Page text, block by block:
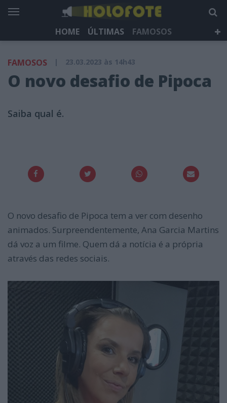
HOME ÚLTIMAS
FAMOSOS
HOLOFOTE TV
NEWSLETTER
FAMOSOS | 23.03.2023 às 14h43
O novo desafio de Pipoca
Saiba qual é.
O novo desafio de Pipoca tem a ver com desenho
animados. Surpreendentemente, Ana Garcia Martins
dá voz a um filme. Quem dá a notícia é a própria
através das redes sociais.